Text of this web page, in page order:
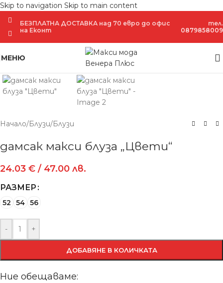
Skip to navigation Skip to main content
БЕЗПЛАТНА ДОСТАВКА над 70 евро до офис
на Еконт
тел.
0879858009
МЕНЮ
Начало/Блузи/Блузи
дамсак макси блуза „Цвети“
24.03 € / 47.00 лв.
РАЗМЕР
52 54 56
- +
ДОБАВЯНЕ В КОЛИЧКАТА
Ние обещаваме: